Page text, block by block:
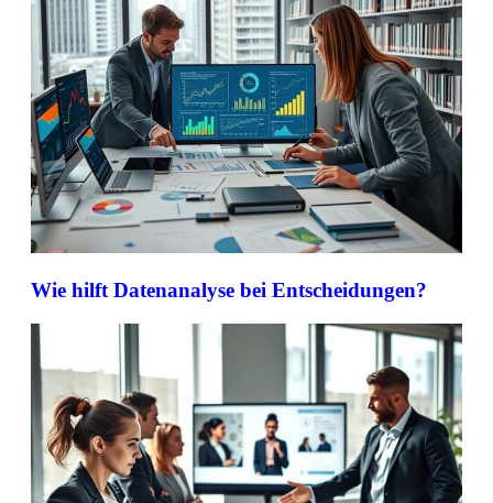
Wie hilft Datenanalyse bei Entscheidungen?